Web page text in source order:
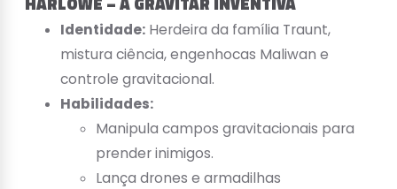
Identidade: Herdeira da família Traunt,
mistura ciência, engenhocas Maliwan e
controle gravitacional.
Habilidades:
Manipula campos gravitacionais para
prender inimigos.
Lança drones e armadilhas